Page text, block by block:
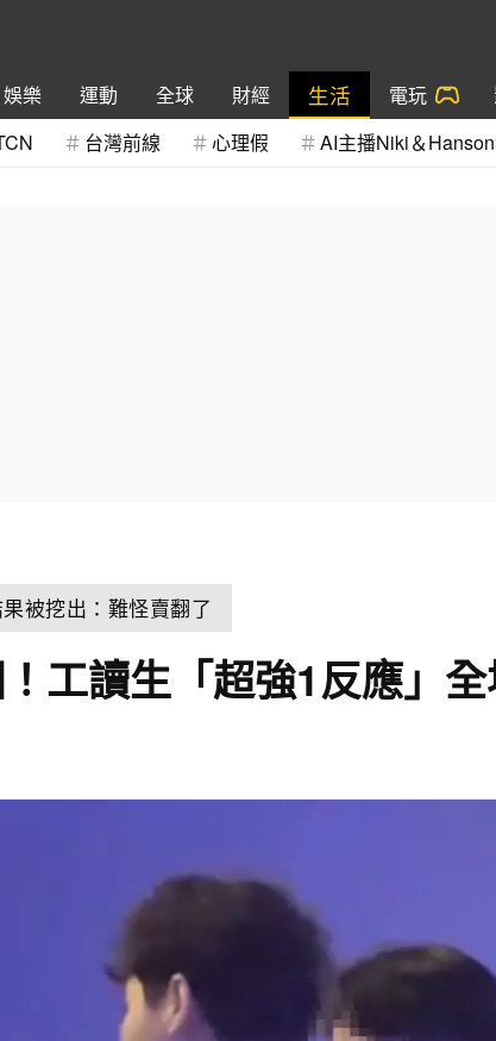
娛樂 運動 全球 財經 生活 電玩
台灣前線 心理假 AI主播Niki＆
被挖出：難怪賣翻了
工讀生「超強1反應」